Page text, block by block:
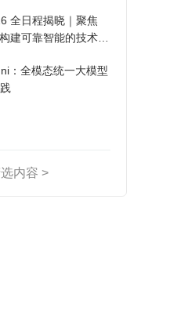
全日程揭晓｜聚焦
建可靠智能的技术路
：全模态统一大模型
内容 >